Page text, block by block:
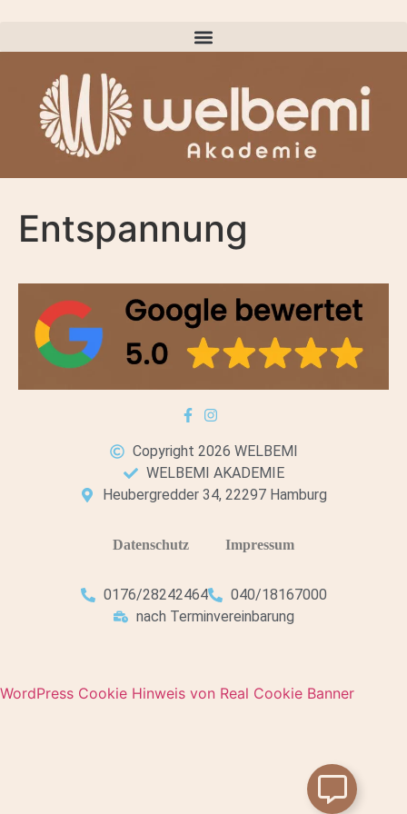
Entspannung
Copyright 2026 WELBEMI
WELBEMI AKADEMIE
Heubergredder 34, 22297 Hamburg
Datenschutz Impressum
0176/28242464
040/18167000
nach Terminvereinbarung
WordPress Cookie Hinweis von Real Cookie Banner